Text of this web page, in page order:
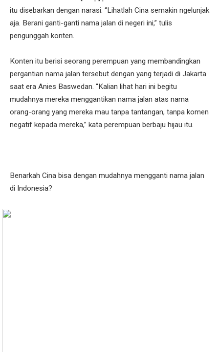
itu disebarkan dengan narasi: “Lihatlah Cina semakin ngelunjak
aja. Berani ganti-ganti nama jalan di negeri ini,” tulis
pengunggah konten.
Konten itu berisi seorang perempuan yang membandingkan
pergantian nama jalan tersebut dengan yang terjadi di Jakarta
saat era Anies Baswedan. “Kalian lihat hari ini begitu
mudahnya mereka menggantikan nama jalan atas nama
orang-orang yang mereka mau tanpa tantangan, tanpa komen
negatif kepada mereka,” kata perempuan berbaju hijau itu.
Benarkah Cina bisa dengan mudahnya mengganti nama jalan
di Indonesia?